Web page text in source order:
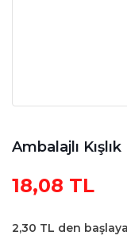
Ambalajlı
18,08 TL
2,30 TL den